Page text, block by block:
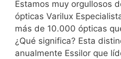
Estamos muy orgullosos
ópticas Varilux
más de 10.000 ópticas
¿Qué significa? Esta
anualmente Essilor que